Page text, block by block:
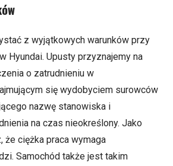
z wyjątkowych warunków przy
Hyundai. Upusty przyznajemy na
o zatrudnieniu w
się wydobyciem surowców
nazwę stanowiska i
na czas nieokreślony. Jako
ciężka praca wymaga
Samochód także jest takim